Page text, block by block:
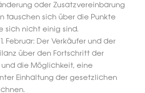
oder Zusatzvereinbarung
tauschen sich über die Punkte
sich nicht einig sind.
Februar: Der Verkäufer und der
über den Fortschritt der
die Möglichkeit, eine
Einhaltung der gesetzlichen